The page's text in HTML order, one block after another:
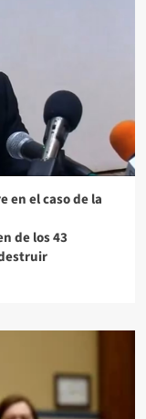
en el caso de la
de los 43